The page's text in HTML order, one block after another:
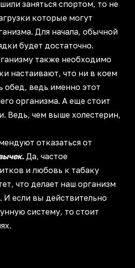
заняться спортом, то не
которые могут
Для начала, обычной
будет достаточно.
также необходимо
настаивают, что ни в коем
обед, ведь именно этот
организма. А еще стоит
Ведь, чем выше холестерин,
отказаться от
Да, частое
и любовь к табаку
что делает наш организм
если вы действительно
систему, то стоит